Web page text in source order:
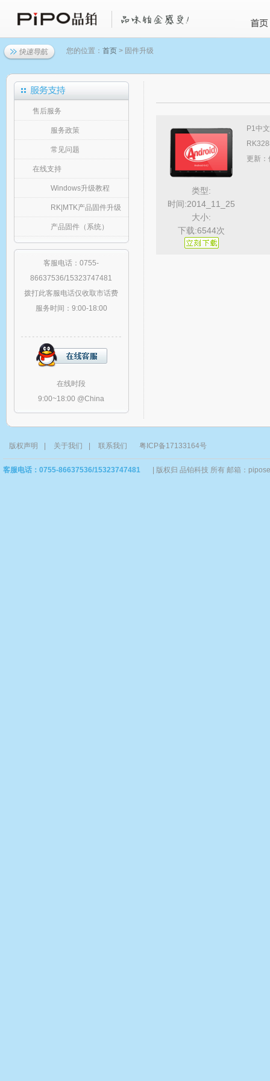
您的位置： 首页 > 固件升级
售后服务
服务政策
常见问题
在线支持
Windows升级教程
RK|MTK产品固件升级
产品固件（系统）
客服电话：0755-
86637536/15323747481
拨打此客服电话仅收取市话费
服务时间：9:00-18:00
在线时段
9:00~18:00 @China
类型:
时间:2014_11_25
大小:
下载:6544次
P1中
更新：
版权声明 关于我们 联系我们 粤ICP备17133164号
客服电话：0755-86637536/15323747481 版权归 品铂科技 所有 邮箱：